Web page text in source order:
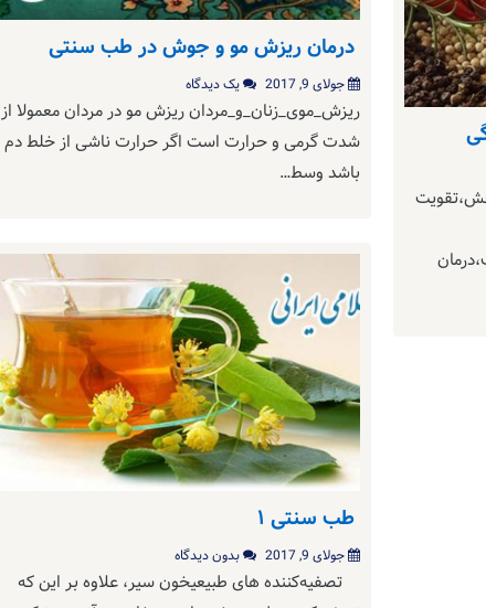
：آرام بخش،تقویت
درمان ریزش مو و جوش در طب سنتی
جولای 9, 2017 یک دیدگاه
ریزش_موی_زنان_و_مردان ریزش مو در مردان معمولا از
شدت گرمی و حرارت است اگر حرارت ناشی از خلط دم
باشد وسط…
طب سنتی ۱
جولای 9, 2017 بدون دیدگاه
تصفیه‌کننده ‌های طبیعیخون سیر، علاوه بر این که